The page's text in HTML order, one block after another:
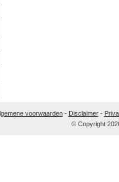
voorwaarden- Disclaimer-
© Copyright